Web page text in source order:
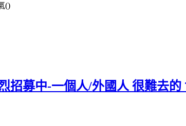
()
招募中-一個人/外國人 很難去